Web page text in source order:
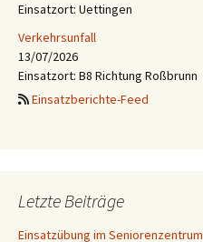
Einsatzort: Uettingen
Verkehrsunfall
13/07/2026
Einsatzort: B8 Richtung Roßbrunn
Einsatzberichte-Feed
Letzte Beiträge
Einsatzübung im Seniorenzentrum